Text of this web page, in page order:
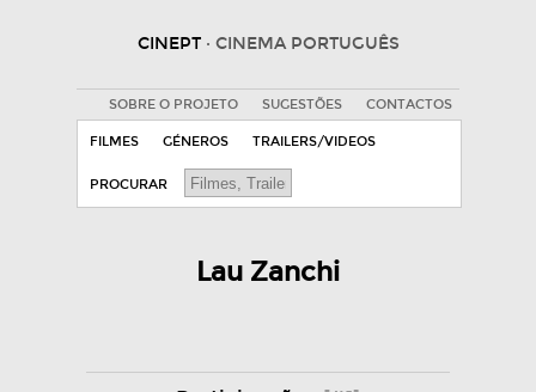
CINEPT · CINEMA PORTUGUÊS
SOBRE O PROJETO SUGESTÕES CONTACTOS
FILMES GÉNEROS TRAILERS/VIDEOS
PROCURAR
Lau Zanchi